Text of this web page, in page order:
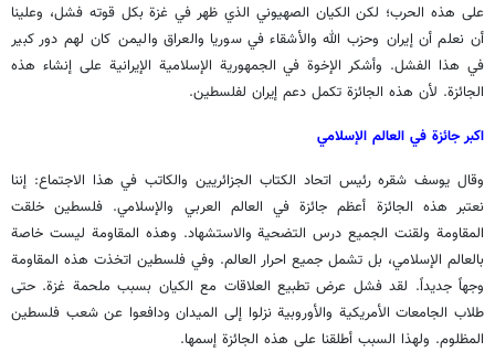
على هذه الحرب؛ لكن الكيان الصهيوني الذي ظهر في غزة بكل قوته فشل، وعلينا
أن نعلم أن إيران وحزب الله والأشقاء في سوريا والعراق واليمن كان لهم دور كبير
في هذا الفشل. وأشكر الإخوة في الجمهورية الإسلامية الإيرانية على إنشاء هذه
الجائزة. لأن هذه الجائزة تكمل دعم إيران لفلسطين.
اكبر جائزة في العالم الإسلامي
وقال يوسف شقره رئيس اتحاد الكتاب الجزائريين والكاتب في هذا الاجتماع: إننا
نعتبر هذه الجائزة أعظم جائزة في العالم العربي والإسلامي. فلسطين خلقت
المقاومة ولقنت الجميع درس التضحية والاستشهاد. وهذه المقاومة ليست خاصة
بالعالم الإسلامي، بل تشمل جميع احرار العالم. وفي فلسطين اتخذت هذه المقاومة
وجهاً جديداً. لقد فشل عرض تطبيع العلاقات مع الكيان بسبب ملحمة غزة. حتى
طلاب الجامعات الأمريكية والأوروبية نزلوا إلى الميدان ودافعوا عن شعب فلسطين
المظلوم. ولهذا السبب أطلقنا على هذه الجائزة إسمها.